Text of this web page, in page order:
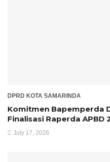
DPRD KOTA SAMARINDA
Komitmen Bapemperda
Finalisasi Raperda APBD
July 17, 2026